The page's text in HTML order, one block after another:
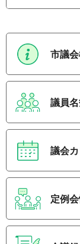
市議
議員
議会
定例